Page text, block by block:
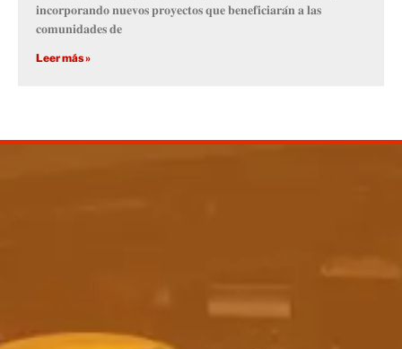
𝐢𝐧𝐜𝐨𝐫𝐩𝐨𝐫𝐚𝐧𝐝𝐨 𝐧𝐮𝐞𝐯𝐨𝐬 𝐩𝐫𝐨𝐲𝐞𝐜𝐭𝐨𝐬 𝐪𝐮𝐞 𝐛𝐞𝐧𝐞𝐟𝐢𝐜𝐢𝐚𝐫𝐚́𝐧 𝐚 𝐥𝐚𝐬
𝐜𝐨𝐦𝐮𝐧𝐢𝐝𝐚𝐝𝐞𝐬 𝐝𝐞
Leer más »